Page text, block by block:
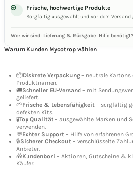
Frische, hochwertige Produkte
Sorgfältig ausgewählt und vor dem Versand
Wer wir sind · Lieferung & Rückgabe· Hilfe benötigt?
Warum Kunden Mycotrop wählen
📦Diskrete Verpackung – neutrale Kartons
Produktnamen.
🚚Schneller EU-Versand – mit
geliefert.
🌱Frische & Lebensfähigkeit – sorgfältig
defekten Kits.
🧪Top Qualität – ausgewählte Marken und
verwenden.
💬Echter Support – Hilfe von erfahrenen
🔒Sicherer Checkout – verschlüsselte
Anbieter.
🎁Kundenboni – Aktionen, Gutscheine &
Käufer.